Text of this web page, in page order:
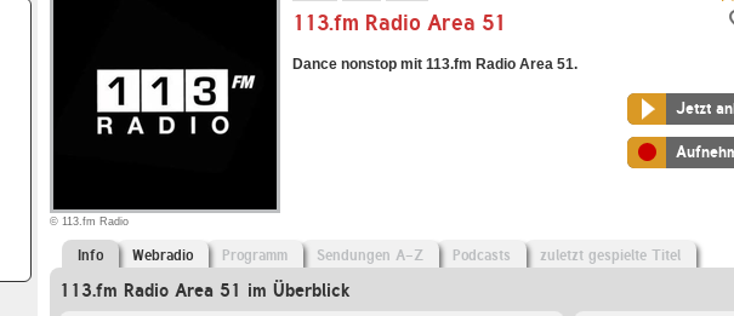
© 113.fm Radio
113.fm Radio Area 51
Dance nonstop mit 113.fm Radio Area 51.
Jetzt
Info Webradio Programm Sendungen A-Z Podcasts zuletzt gespielte Titel
113.fm Radio Area 51 im Überblick